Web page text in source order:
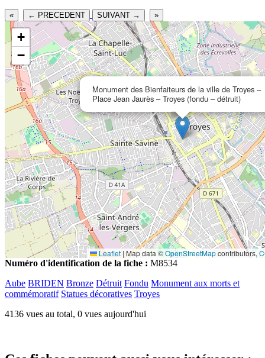
« ← PRECEDENT SUIVANT → »
Monument des Bienfaiteurs de la ville de Troyes –
Place Jean Jaurès – Troyes (fondu – détruit)
+
−
Leaflet | Map data ©OpenStreetMapcontributors,
Numéro d'identification de la fiche : M8534
Aube BRIDEN Bronze Détruit Fondu Monument aux morts et
commémoratif Statues décoratives Troyes
4136 vues au total, 0 vues aujourd'hui